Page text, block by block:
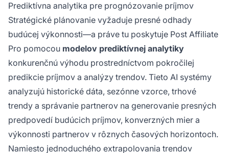
Prediktívna analytika pre prognózovanie príjmov
Stratégické plánovanie vyžaduje presné odhady
budúcej výkonnosti—a práve tu poskytuje Post Affiliate
Pro pomocou modelov prediktívnej analytiky
konkurenčnú výhodu prostredníctvom pokročilej
predikcie príjmov a analýzy trendov. Tieto AI systémy
analyzujú historické dáta, sezónne vzorce, trhové
trendy a správanie partnerov na generovanie presných
predpovedí budúcich príjmov, konverzných mier a
výkonnosti partnerov v rôznych časových horizontoch.
Namiesto jednoduchého extrapolovania trendov